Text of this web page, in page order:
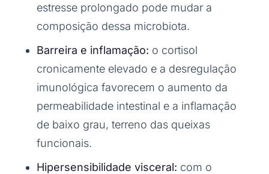
estresse prolongado pode mudar a
composição dessa microbiota.
Barreira e inflamação: o cortisol
cronicamente elevado e a desregulação
imunológica favorecem o aumento da
permeabilidade intestinal e a inflamação
de baixo grau, terreno das queixas
funcionais.
Hipersensibilidade visceral: com o